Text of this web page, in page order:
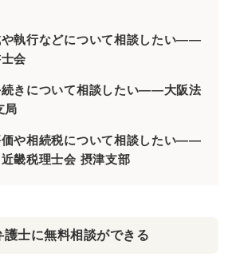
や執行などについて相談したい――
会
続きについて相談したい――大阪法
局
価や相続税について相談したい――
畿税理士会 摂津支部
護士に無料相談ができる